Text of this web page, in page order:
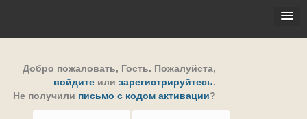
Добро пожаловать, Гость. Пожалуйста,
войдите или зарегистрируйтесь.
Не получили письмо с кодом активации?